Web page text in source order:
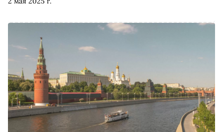
не спасет от одиночества, беспросветности и желания,
книги, вышедшей в издательстве «Азбука» в серии